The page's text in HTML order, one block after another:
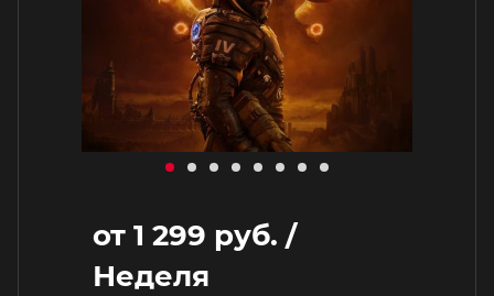
от 1 299 руб. /
Неделя